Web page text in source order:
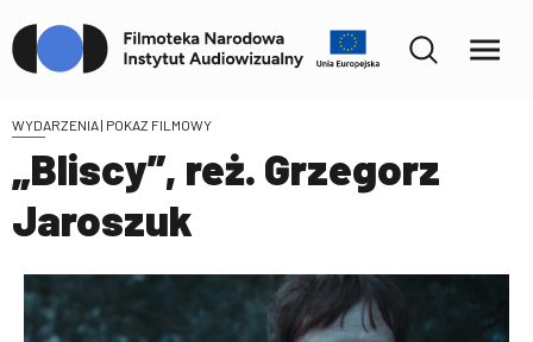
WYDARZENIA| POKAZ FILMOWY
„Bliscy”, reż. Grzegorz
Jaroszuk